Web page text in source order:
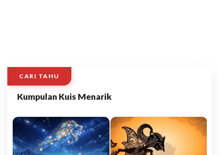
CARI TAHU
Kumpulan Kuis Menarik